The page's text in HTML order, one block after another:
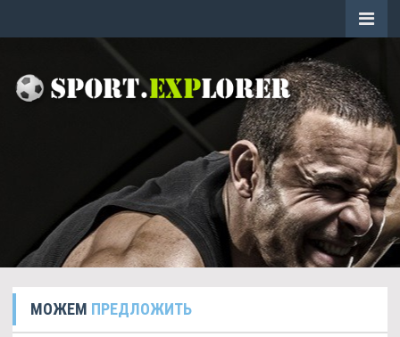
МОЖЕМ ПРЕДЛОЖИТЬ